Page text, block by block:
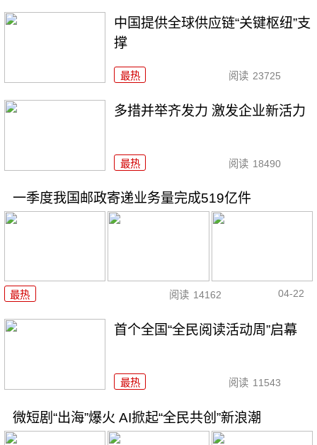
中国提供全球供应链“关键枢纽”支
撑
最热 阅读 23725
多措并举齐发力 激发企业新活力
最热 阅读 18490
一季度我国邮政寄递业务量完成519亿件
最热 阅读 14162 04-22
首个全国“全民阅读活动周”启幕
最热 阅读 11543
微短剧“出海”爆火 AI掀起“全民共创”新浪潮